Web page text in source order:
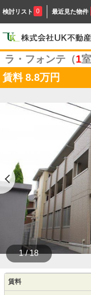
検討リスト 0 最近見た物件
ラ・フォンテ（1室
賃料 8.8万円
1 / 18
賃料